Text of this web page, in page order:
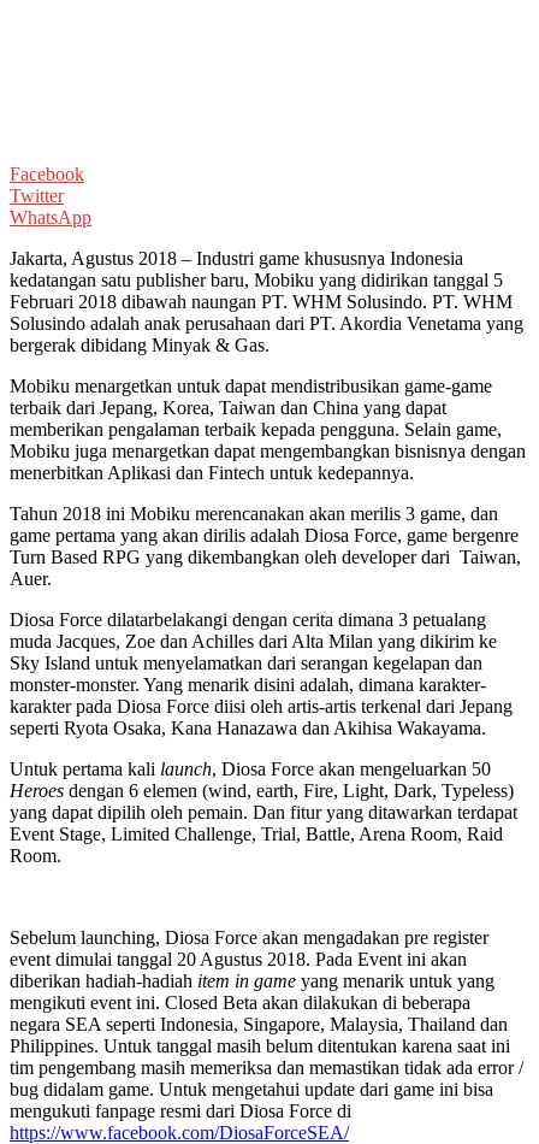
Facebook
Twitter
WhatsApp
Jakarta, Agustus 2018 – Industri game khususnya Indonesia
kedatangan satu publisher baru, Mobiku yang didirikan tanggal 5
Februari 2018 dibawah naungan PT. WHM Solusindo. PT. WHM
Solusindo adalah anak perusahaan dari PT. Akordia Venetama yang
bergerak dibidang Minyak & Gas.
Mobiku menargetkan untuk dapat mendistribusikan game-game
terbaik dari Jepang, Korea, Taiwan dan China yang dapat
memberikan pengalaman terbaik kepada pengguna. Selain game,
Mobiku juga menargetkan dapat mengembangkan bisnisnya dengan
menerbitkan Aplikasi dan Fintech untuk kedepannya.
Tahun 2018 ini Mobiku merencanakan akan merilis 3 game, dan
game pertama yang akan dirilis adalah Diosa Force, game bergenre
Turn Based RPG yang dikembangkan oleh developer dari Taiwan,
Auer.
Diosa Force dilatarbelakangi dengan cerita dimana 3 petualang
muda Jacques, Zoe dan Achilles dari Alta Milan yang dikirim ke
Sky Island untuk menyelamatkan dari serangan kegelapan dan
monster-monster. Yang menarik disini adalah, dimana karakter-
karakter pada Diosa Force diisi oleh artis-artis terkenal dari Jepang
seperti Ryota Osaka, Kana Hanazawa dan Akihisa Wakayama.
Untuk pertama kali launch, Diosa Force akan mengeluarkan 50
Heroes dengan 6 elemen (wind, earth, Fire, Light, Dark, Typeless)
yang dapat dipilih oleh pemain. Dan fitur yang ditawarkan terdapat
Event Stage, Limited Challenge, Trial, Battle, Arena Room, Raid
Room.
Sebelum launching, Diosa Force akan mengadakan pre register
event dimulai tanggal 20 Agustus 2018. Pada Event ini akan
diberikan hadiah-hadiah item in game yang menarik untuk yang
mengikuti event ini. Closed Beta akan dilakukan di beberapa
negara SEA seperti Indonesia, Singapore, Malaysia, Thailand dan
Philippines. Untuk tanggal masih belum ditentukan karena saat ini
tim pengembang masih memeriksa dan memastikan tidak ada error /
bug didalam game. Untuk mengetahui update dari game ini bisa
mengukuti fanpage resmi dari Diosa Force di
https://www.facebook.com/DiosaForceSEA/